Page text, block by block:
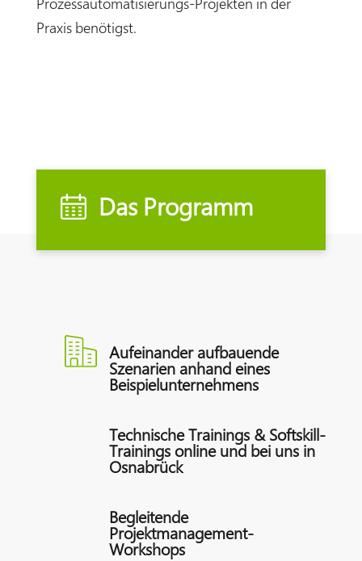
Praxis benötigst.
Das Programm
Aufeinander aufbauende
Szenarien anhand eines
Beispielunternehmens
Technische Trainings & Softskill-
Trainings online und bei uns in
Osnabrück
Begleitende
Projektmanagement-
Workshops